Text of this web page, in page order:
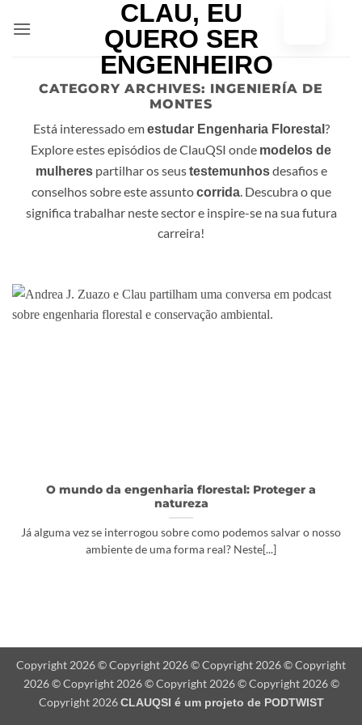
para
CATEGORY ARCHIVES: INGENIERÍA DE
MONTES
Está interessado emestudar Engenharia Florestal ?
Explore estes episódios de ClauQSI onde modelos de
mulherespartilhar os seustestemunhosdesafios e
conselhos sobre este assuntocorrida. Descubra o que
significa trabalhar neste sector e inspire-se na sua futura
carreira!
O mundo da engenharia florestal: Proteger a
natureza
Já alguma vez se interrogou sobre como podemos salvar o nosso
ambiente de uma forma real? Neste[...]
Copyright 2026 © Copyright 2026 © Copyright 2026 © Copyright
2026 © Copyright 2026 © Copyright 2026 © Copyright 2026 ©
Copyright 2026CLAUQSI é um projeto de PODTWIST